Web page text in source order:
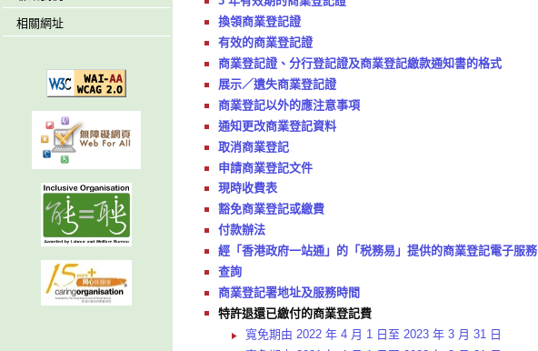
相關網址
換領商業登記證
有效的商業登記證
商業登記證、分行登記證及商業登記繳款通知書的格式
展示／遺失商業登記證
商業登記以外的應注意事項
通知更改商業登記資料
取消商業登記
申請商業登記文件
現時收費表
豁免商業登記或繳費
付款辦法
經「香港政府一站通」的「税務易」提供的商業登記電子服務
查詢
商業登記署地址及服務時間
特許退還已繳付的商業登記費
寬免期由 2022 年 4 月 1 日至 2023 年 3 月 31 日